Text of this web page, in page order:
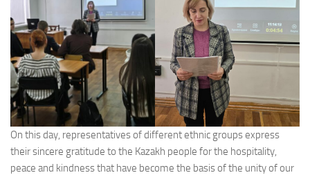
On this day, representatives of different ethnic groups express
their sincere gratitude to the Kazakh people for the hospitality,
peace and kindness that have become the basis of the unity of our